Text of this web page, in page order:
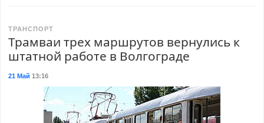
ТРАНСПОРТ
Трамваи трех маршрутов вернулись к
штатной работе в Волгограде
21 Май 13:16